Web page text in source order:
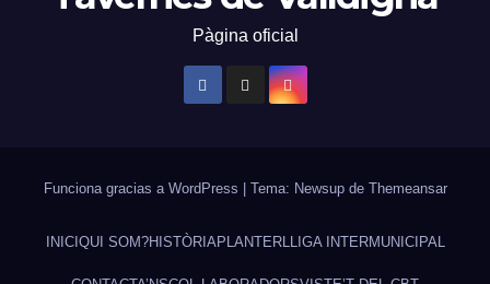
Pàgina oficial
Funciona gracias a WordPress Tema: Newsup de Themeansar
INICI QUI SOM?HISTÒRIA PLANTERLLIGA INTERMUNICIPAL